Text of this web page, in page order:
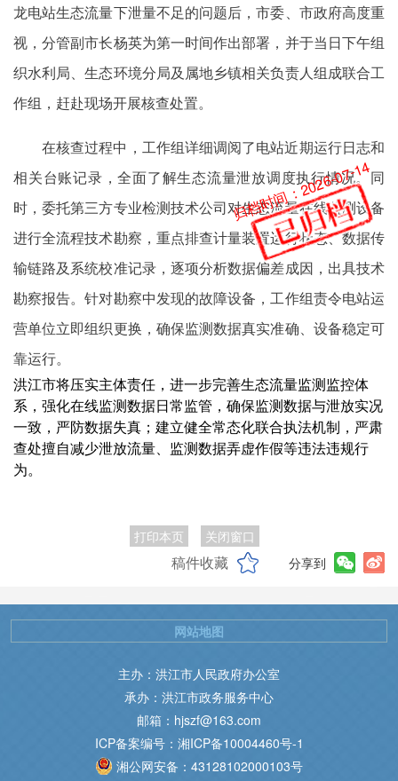
龙电站生态流量下泄量不足的问题后，市委、市政府高度重
视，分管副市长杨英为第一时间作出部署，并于当日下午组
织水利局、生态环境分局及属地乡镇相关负责人组成联合工
作组，赶赴现场开展核查处置。
在核查过程中，工作组详细调阅了电站近期运行日志和
相关台账记录，全面了解生态流量泄放调度执行情况。同
时，委托第三方专业检测技术公司对生态流量在线监测设备
进行全流程技术勘察，重点排查计量装置运行状态、数据传
输链路及系统校准记录，逐项分析数据偏差成因，出具技术
勘察报告。针对勘察中发现的故障设备，工作组责令电站运
营单位立即组织更换，确保监测数据真实准确、设备稳定可
靠运行。
洪江市将压实主体责任，进一步完善生态流量监测监控体
系，强化在线监测数据日常监管，确保监测数据与泄放实况
一致，严防数据失真；建立健全常态化联合执法机制，严肃
查处擅自减少泄放流量、监测数据弄虚作假等违法违规行
为。
打印本页 关闭窗口
稿件收藏 分享到
主办：洪江市人民政府办公室
承办：洪江市政务服务中心
邮箱：hjszf@163.com
ICP备案编号：湘ICP备10004460号-1
湘公网安备：43128102000103号
网站地图
归档时间：2026-07-14